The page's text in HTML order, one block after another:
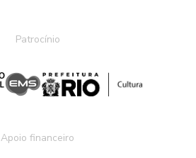
Patrocínio
Apoio financeiro